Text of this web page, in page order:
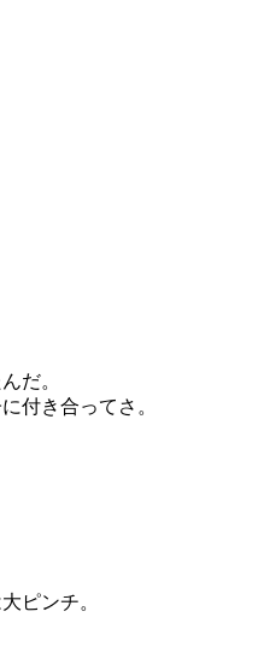
だ。
付き合ってさ。
ピンチ。